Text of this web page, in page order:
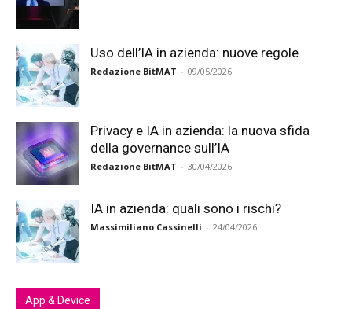
Uso dell’IA in azienda: nuove regole
Redazione BitMAT - 09/05/2026
Privacy e IA in azienda: la nuova sfida
della governance sull’IA
Redazione BitMAT - 30/04/2026
IA in azienda: quali sono i rischi?
Massimiliano Cassinelli - 24/04/2026
App & Device